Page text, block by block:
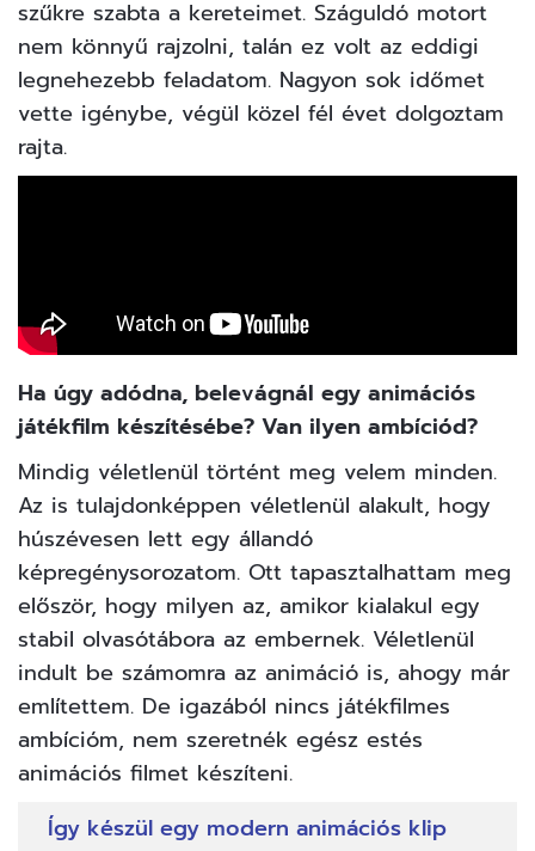
szűkre szabta a kereteimet. Száguldó motort
nem könnyű rajzolni, talán ez volt az eddigi
legnehezebb feladatom. Nagyon sok időmet
vette igénybe, végül közel fél évet dolgoztam
rajta.
Ha úgy adódna, belevágnál egy animációs
játékfilm készítésébe? Van ilyen ambíciód?
Mindig véletlenül történt meg velem minden.
Az is tulajdonképpen véletlenül alakult, hogy
húszévesen lett egy állandó
képregénysorozatom. Ott tapasztalhattam meg
először, hogy milyen az, amikor kialakul egy
stabil olvasótábora az embernek. Véletlenül
indult be számomra az animáció is, ahogy már
említettem. De igazából nincs játékfilmes
ambícióm, nem szeretnék egész estés
animációs filmet készíteni.
Így készül egy modern animációs klip